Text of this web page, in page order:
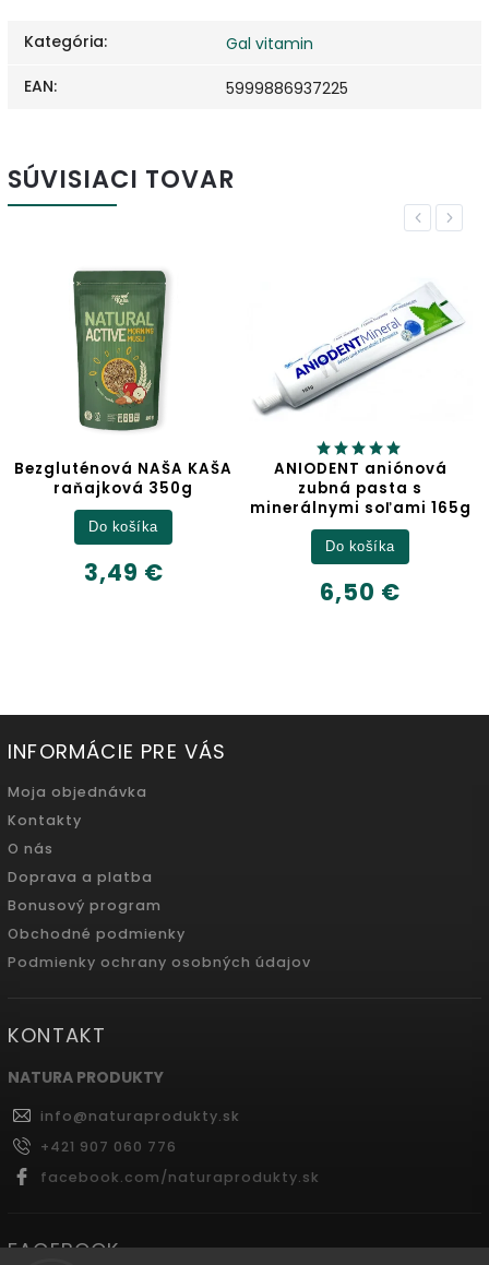
Kategória:
Gal vitamin
EAN: 5999886937225
SÚVISIACI TOVAR
Previous
NAŠA KAŠA
raňajková 350g
3,49 €
Do košíka
ANIODENT aniónová
zubná pasta s
minerálnymi soľami 165g
6,50 €
Do košíka
Next
INFORMÁCIE PRE VÁS
Moja objednávka
Kontakty
O nás
Doprava a platba
Bonusový program
Obchodné podmienky
Podmienky ochrany osobných údajov
KONTAKT
NATURA PRODUKTY
info@naturaprodukty.sk
+421 907 060 776
facebook.com/naturaprodukty.sk
FACEBOOK